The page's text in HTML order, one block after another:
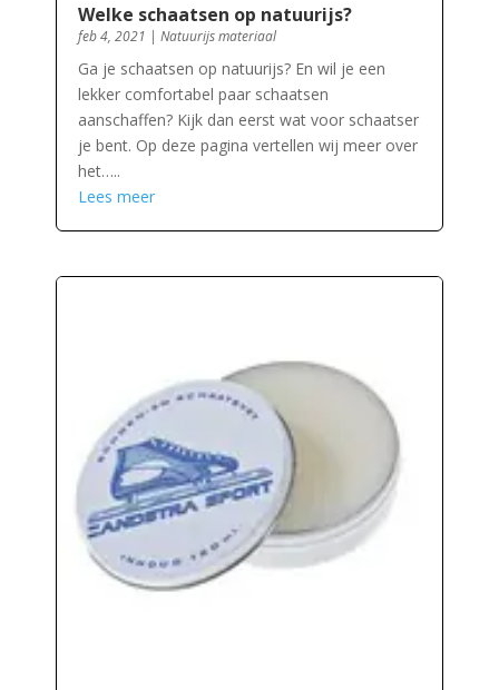
Welke schaatsen op natuurijs?
feb 4, 2021 | Natuurijs materiaal
Ga je schaatsen op natuurijs? En wil je een
lekker comfortabel paar schaatsen
aanschaffen? Kijk dan eerst wat voor schaatser
je bent. Op deze pagina vertellen wij meer over
het…..
Lees meer